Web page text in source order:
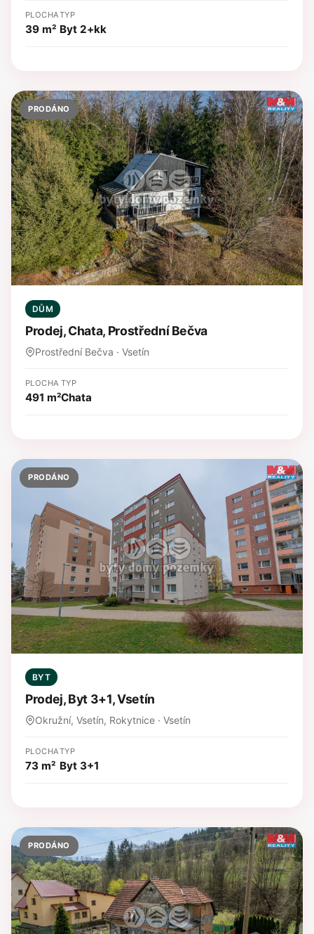
PLOCHA
39 m²
TYP
Byt 2+kk
PRODÁNO
DŮM
Prodej, Chata, Prostřední Bečva
Prostřední Bečva · Vsetín
PLOCHA
491 m²
TYP
Chata
PRODÁNO
BYT
Prodej, Byt 3+1, Vsetín
Okružní, Vsetín, Rokytnice · Vsetín
PLOCHA
73 m²
TYP
Byt 3+1
PRODÁNO